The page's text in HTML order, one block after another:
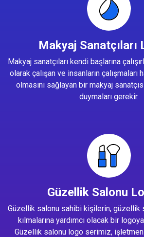
Makyaj Sanatçıları
Makyaj sanatçıları kendi başlarına
olarak çalışan ve insanların çalışmaları
olmasını sağlayan bir makyaj
duymaları gerekir.
Güzellik Salonu
Güzellik salonu sahibi kişilerin, güzellik
kılmalarına yardımcı olacak bir
Güzellik salonu logo serimiz,